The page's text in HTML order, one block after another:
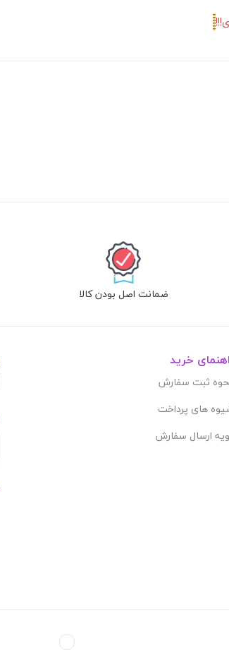
ضمانت اصل بودن کالا
خرید
ثبت سفارش
های پرداخت
ارسال سفارش